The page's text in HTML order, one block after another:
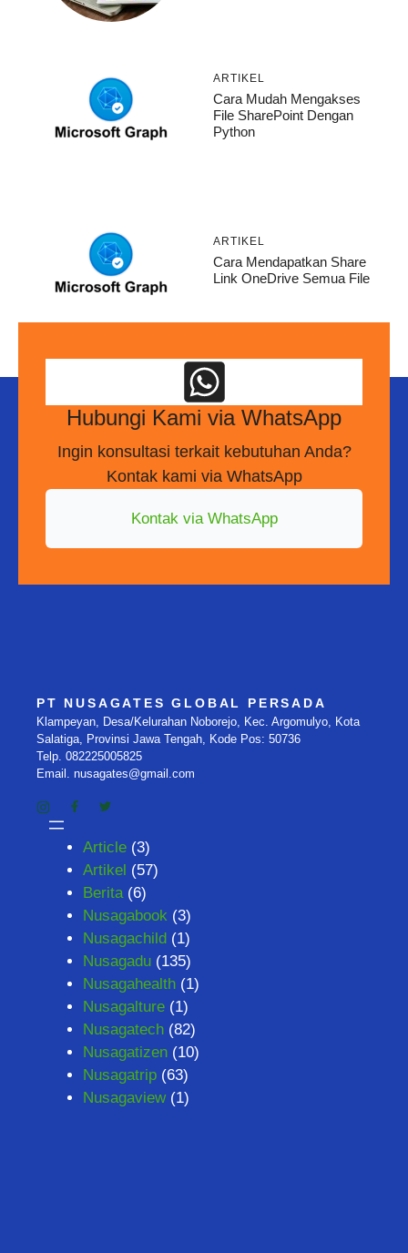
ARTIKEL
Cara Mudah Mengakses
File SharePoint Dengan
Python
ARTIKEL
Cara Mendapatkan Share
Link OneDrive Semua File
Hubungi Kami via WhatsApp
Ingin konsultasi terkait kebutuhan Anda?
Kontak kami via WhatsApp
Kontak via WhatsApp
PT NUSAGATES GLOBAL PERSADA
Klampeyan, Desa/Kelurahan Noborejo, Kec. Argomulyo, Kota
Salatiga, Provinsi Jawa Tengah, Kode Pos: 50736
Telp. 082225005825
Email. nusagates@gmail.com
Article (3)
Artikel (57)
Berita (6)
Nusagabook (3)
Nusagachild (1)
Nusagadu (135)
Nusagahealth (1)
Nusagalture (1)
Nusagatech (82)
Nusagatizen (10)
Nusagatrip (63)
Nusagaview(1)